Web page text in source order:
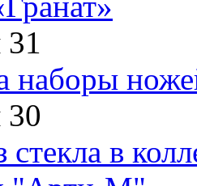
наборы
стекла в